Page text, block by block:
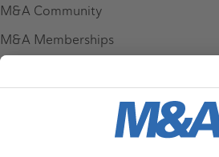
M&A Community
M&A Memberships